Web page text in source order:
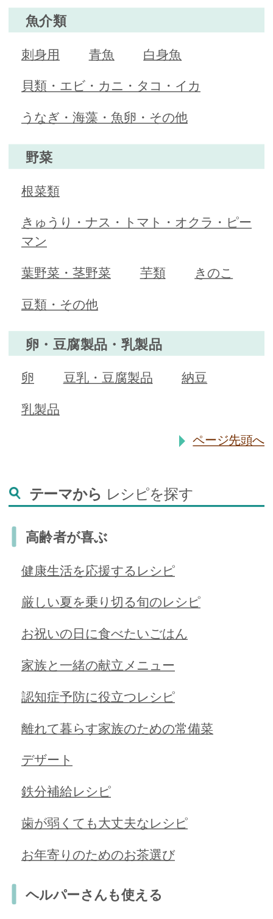
魚介類
刺身用 青魚 白身魚
貝類・エビ・カニ・タコ・イカ
うなぎ・海藻・魚卵・その他
野菜
根菜類
きゅうり・ナス・トマト・オクラ・ピー
マン
葉野菜・茎野菜 芋類 きのこ
豆類・その他
卵・豆腐製品・乳製品
卵 豆乳・豆腐製品 納豆
乳製品
ページ先頭へ
テーマから レシピを探す
高齢者が喜ぶ
健康生活を応援するレシピ
厳しい夏を乗り切る旬のレシピ
お祝いの日に食べたいごはん
家族と一緒の献立メニュー
認知症予防に役立つレシピ
離れて暮らす家族のための常備菜
デザート
鉄分補給レシピ
歯が弱くても大丈夫なレシピ
お年寄りのためのお茶選び
ヘルパーさんも使える